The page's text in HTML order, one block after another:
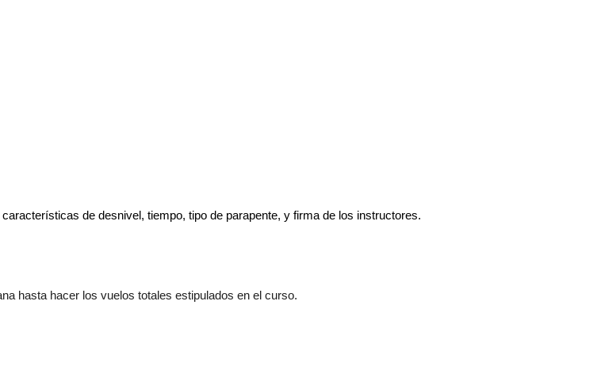
de desnivel, tiempo, tipo de parapente, y firma de los instructores.
hasta hacer los vuelos totales estipulados en el curso.